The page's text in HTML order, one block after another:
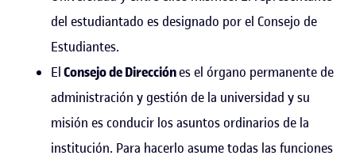
del estudiantado es designado por el Consejo de
Estudiantes.
ElConsejo de Direcciónes el órgano permanente de
administración y gestión de la universidad y su
misión es conducir los asuntos ordinarios de la
institución. Para hacerlo asume todas las funciones